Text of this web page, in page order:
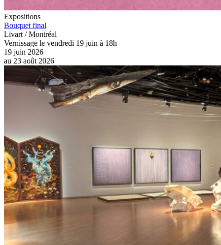
Expositions
Bouquet final
Livart / Montréal
Vernissage le vendredi 19 juin à 18h
19 juin 2026
au 23 août 2026